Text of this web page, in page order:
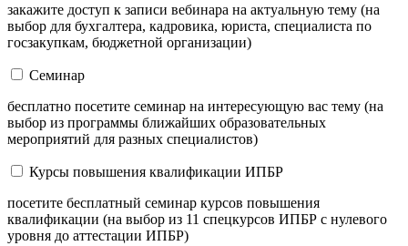
закажите доступ к записи вебинара на актуальную тему (на
выбор для бухгалтера, кадровика, юриста, специалиста по
госзакупкам, бюджетной организации)
Семинар
бесплатно посетите семинар на интересующую вас тему (на
выбор из программы ближайших образовательных
мероприятий для разных специалистов)
Курсы повышения квалификации ИПБР
посетите бесплатный семинар курсов повышения
квалификации (на выбор из 11 спецкурсов ИПБР с нулевого
уровня до аттестации ИПБР)